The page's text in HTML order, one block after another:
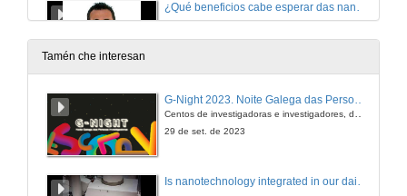
¿Qué beneficios cabe esperar das nanotecnoloxías para consumidores e sociedade?
20 de dec. de 2012
20 de dec. de 2012
Tamén che interesan
G-Night 2023. Noite Galega das Persoas Investigadoras. Conciencias creativas
29 de set. de 2023